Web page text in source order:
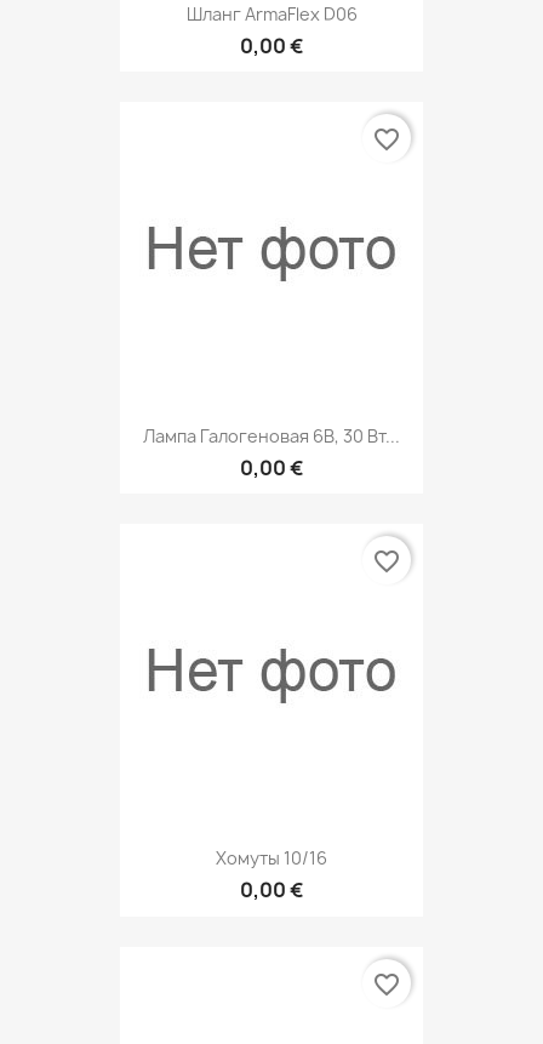
Шланг ArmaFlex D06
0,00 €
Лампа Галогеновая 6В, 30 Вт...
0,00 €
favorite_border
Хомуты 10/16
0,00 €
favorite_border
favorite_border